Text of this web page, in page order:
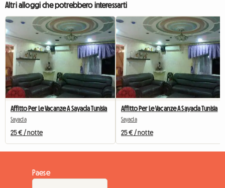
Altri alloggi che potrebbero interessarti
Affitto Per Le Vacanze A Sayada Tunisia
Sayada
25 € / notte
Affitto Per Le Vacanze A Sayada Tunisia
Sayada
25 € / notte
Paese